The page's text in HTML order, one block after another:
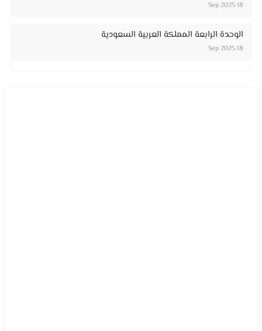
18 Sep 2025
الوحدة الرابعة المملكة العربية السعودية
18 Sep 2025